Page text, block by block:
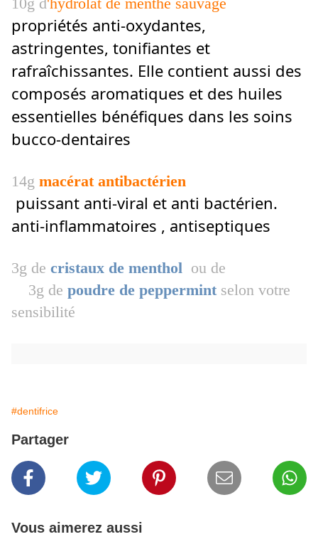
propriétés anti-oxydantes,
astringentes, tonifiantes et
rafraîchissantes. Elle contient aussi des
composés aromatiques et des huiles
essentielles bénéfiques dans les soins
bucco-dentaires
14g macérat antibactérien
puissant anti-viral et anti bactérien.
anti-inflammatoires , antiseptiques
3g de cristaux de menthol ou de
3g de poudre de peppermint selon votre
sensibilité
#dentifrice
Partager
Vous aimerez aussi